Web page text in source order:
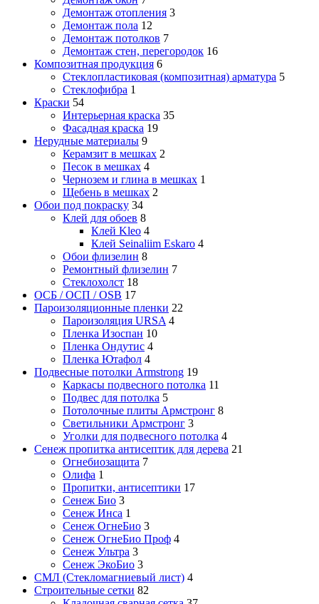
Демонтаж отопления 3
Демонтаж пола 12
Демонтаж потолков 7
Демонтаж стен, перегородок 16
Композитная продукция 6
Стеклопластиковая (композитная) арматура 5
Стеклофибра 1
Краски 54
Интерьерная краска 35
Фасадная краска 19
Нерудные материалы 9
Керамзит в мешках 2
Песок в мешках 4
Чернозем и глина в мешках 1
Щебень в мешках 2
Обои под покраску 34
Клей для обоев 8
Клей Kleo 4
Клей Seinaliim Eskaro 4
Обои флизелин 8
Ремонтный флизелин 7
Стеклохолст 18
ОСБ / ОСП / OSB 17
Пароизоляционные пленки 22
Пароизоляция URSA 4
Пленка Изоспан 10
Пленка Ондутис 4
Пленка Ютафол 4
Подвесные потолки Armstrong 19
Каркасы подвесного потолка 11
Подвес для потолка 5
Потолочные плиты Армстронг 8
Светильники Армстронг 3
Уголки для подвесного потолка 4
Сенеж пропитка антисептик для дерева 21
Огнебиозащита 7
Олифа 1
Пропитки, антисептики 17
Сенеж Био 3
Сенеж Инса 1
Сенеж ОгнеБио 3
Сенеж ОгнеБио Проф 4
Сенеж Ультра 3
Сенеж ЭкоБио 3
СМЛ (Стекломагниевый лист) 4
Строительные сетки 82